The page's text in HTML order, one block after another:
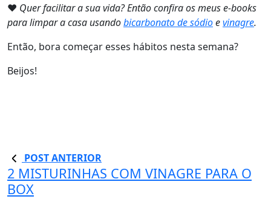
❤ Quer facilitar a sua vida? Então confira os meus e-books
para limpar a casa usandobicarbonato de sódioevinagre.
Então, bora começar esses hábitos nesta semana?
Beijos!
POST ANTERIOR
2 MISTURINHAS COM VINAGRE PARA O
BOX